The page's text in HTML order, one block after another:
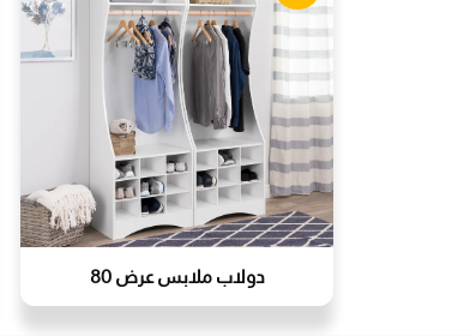
دولاب ملابس عرض 80